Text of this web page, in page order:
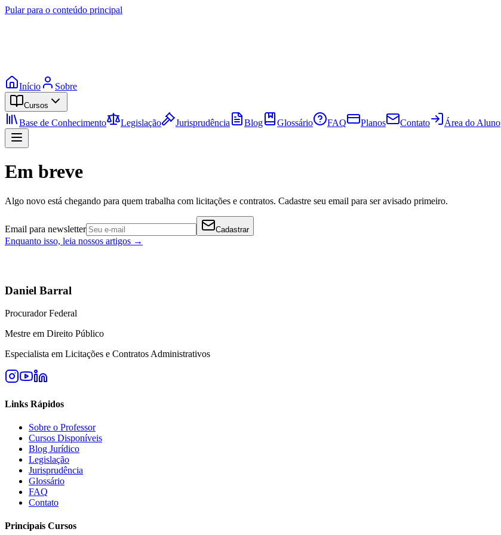
Pular para o conteúdo principal
Início Sobre
Cursos
Base de Conhecimento Legislação Jurisprudência Blog Glossário FAQ Planos Contato Área do Aluno
Em breve
Algo novo está chegando para quem trabalha com licitações e contratos. Cadastre seu email para ser avisado primeiro.
Email para newsletter Cadastrar
Enquanto isso, leia nossos artigos →
Daniel Barral
Procurador Federal
Mestre em Direito Público
Especialista em Licitações e Contratos Administrativos
Links Rápidos
Sobre o Professor
Cursos Disponíveis
Blog Jurídico
Legislação
Jurisprudência
Glossário
FAQ
Contato
Principais Cursos